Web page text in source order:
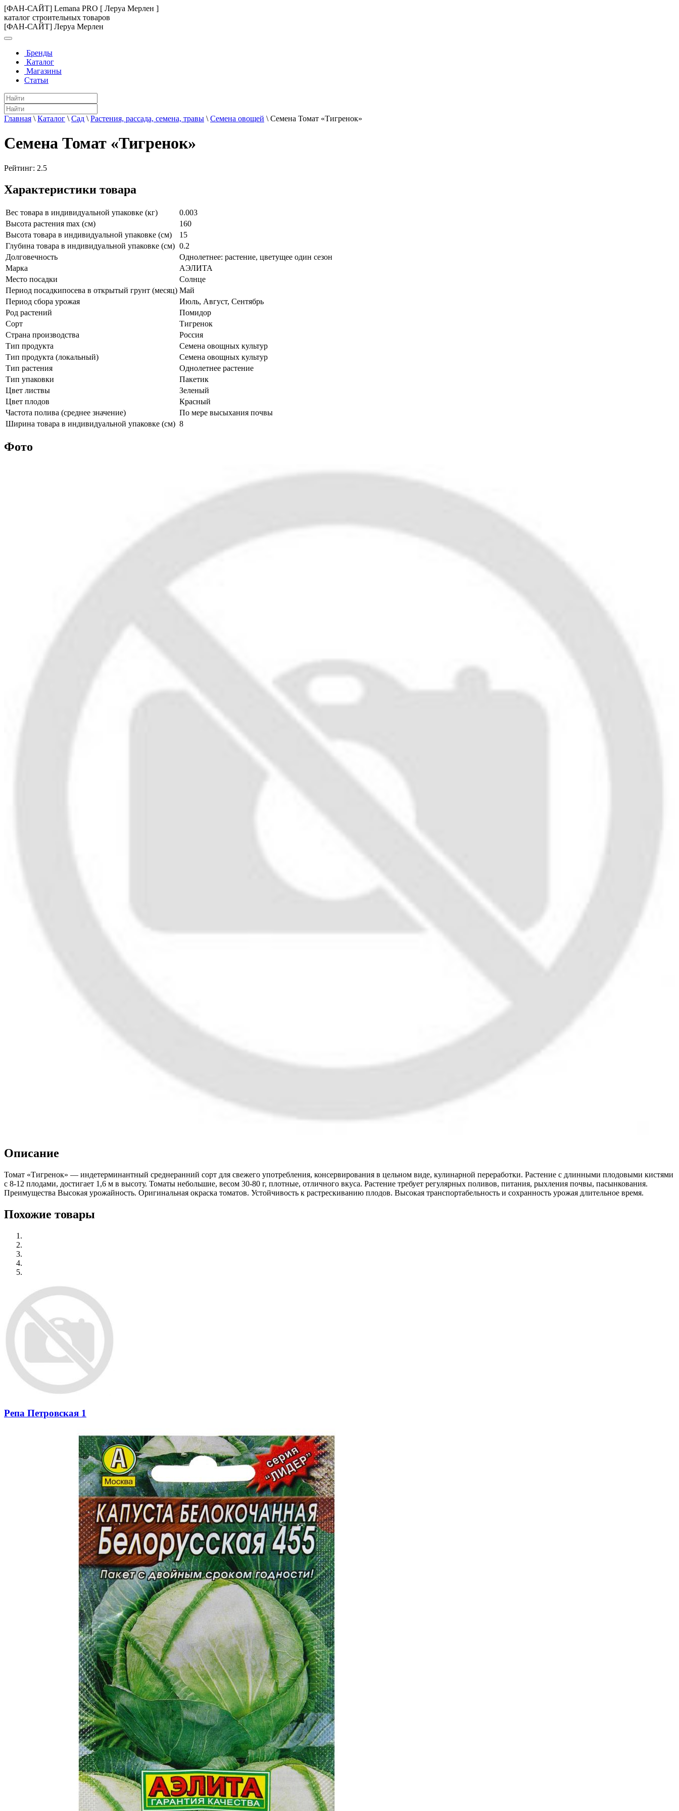
[ФАН-САЙТ] Lemana PRO [ Леруа Мерлен ]
каталог строительных товаров
[ФАН-САЙТ] Леруа Мерлен
Бренды
Каталог
Магазины
Статьи
Главная \ Каталог \ Сад \ Растения, рассада, семена, травы \ Семена овощей \ Семена Томат «Тигренок»
Семена Томат «Тигренок»
Рейтинг: 2.5
Характеристики товара
Вес товара в индивидуальной упаковке (кг)
0.003
Высота растения max (см)
160
Высота товара в индивидуальной упаковке (см)
15
Глубина товара в индивидуальной упаковке (см) 0.2
Долговечность
Однолетнее: растение, цветущее один сезон
Марка
АЭЛИТА
Место посадки
Солнце
Период посадкипосева в открытый грунт (месяц) Май
Период сбора урожая
Июль, Август, Сентябрь
Род растений
Помидор
Сорт
Тигренок
Страна производства
Россия
Тип продукта
Семена овощных культур
Тип продукта (локальный)
Семена овощных культур
Тип растения
Однолетнее растение
Тип упаковки
Пакетик
Цвет листвы
Зеленый
Цвет плодов
Красный
Частота полива (среднее значение)
По мере высыхания почвы
Ширина товара в индивидуальной упаковке (см) 8
Фото
Описание
Томат «Тигренок» — индетерминантный среднеранний сорт для свежего употребления, консервирования в цельном виде, кулинарной переработки. Растение с длинными плодовыми кистями
с 8-12 плодами, достигает 1,6 м в высоту. Томаты небольшие, весом 30-80 г, плотные, отличного вкуса. Растение требует регулярных поливов, питания, рыхления почвы, пасынкования.
Преимущества Высокая урожайность. Оригинальная окраска томатов. Устойчивость к растрескиванию плодов. Высокая транспортабельность и сохранность урожая длительное время.
Похожие товары
Репа Петровская 1